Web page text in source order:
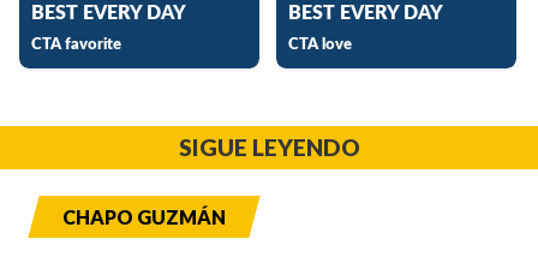
SIGUE LEYENDO
CHAPO GUZMÁN